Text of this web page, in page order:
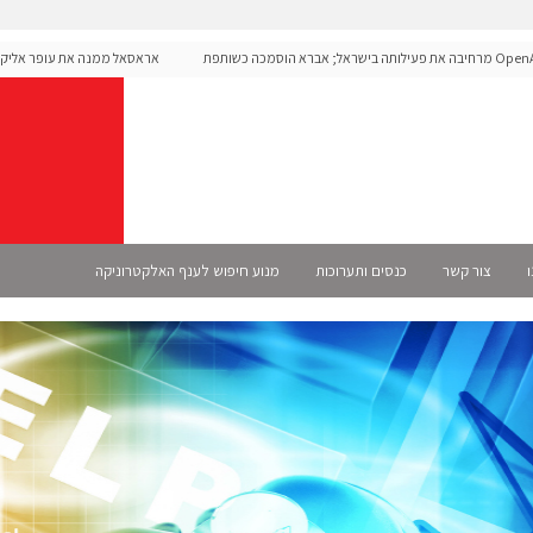
OpenAI מרחיבה את פעילותה בישראל; אברא הוסמכה כשותפת
אראסאל ממנה את עופר אליקים
צור קשר כנסים ותערוכות מנוע חיפוש לענף האלקטרוניקה